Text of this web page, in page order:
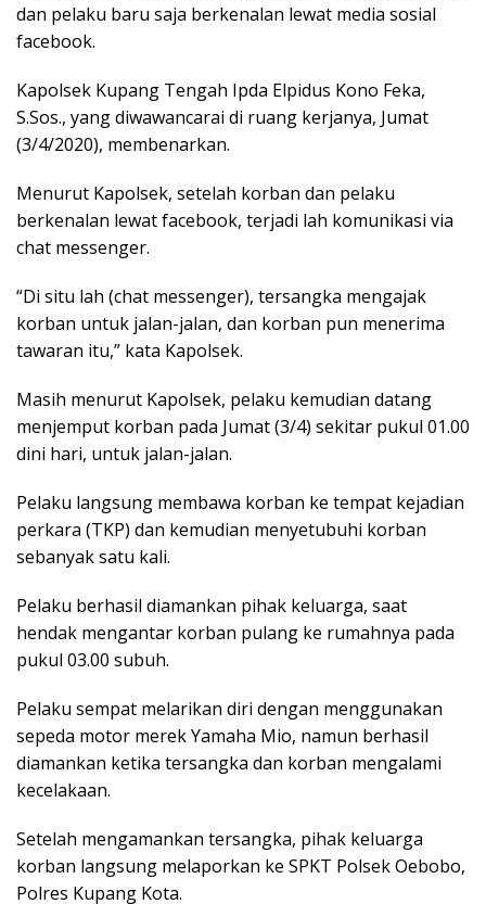
dan pelaku baru saja berkenalan lewat media sosial
facebook.
Kapolsek Kupang Tengah Ipda Elpidus Kono Feka,
S.Sos., yang diwawancarai di ruang kerjanya, Jumat
(3/4/2020), membenarkan.
Menurut Kapolsek, setelah korban dan pelaku
berkenalan lewat facebook, terjadi lah komunikasi via
chat messenger.
“Di situ lah (chat messenger), tersangka mengajak
korban untuk jalan-jalan, dan korban pun menerima
tawaran itu,” kata Kapolsek.
Masih menurut Kapolsek, pelaku kemudian datang
menjemput korban pada Jumat (3/4) sekitar pukul 01.00
dini hari, untuk jalan-jalan.
Pelaku langsung membawa korban ke tempat kejadian
perkara (TKP) dan kemudian menyetubuhi korban
sebanyak satu kali.
Pelaku berhasil diamankan pihak keluarga, saat
hendak mengantar korban pulang ke rumahnya pada
pukul 03.00 subuh.
Pelaku sempat melarikan diri dengan menggunakan
sepeda motor merek Yamaha Mio, namun berhasil
diamankan ketika tersangka dan korban mengalami
kecelakaan.
Setelah mengamankan tersangka, pihak keluarga
korban langsung melaporkan ke SPKT Polsek Oebobo,
Polres Kupang Kota.